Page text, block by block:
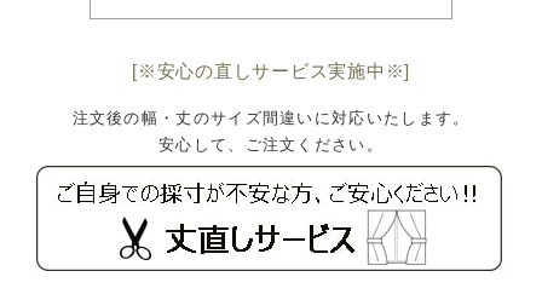
[※安心の直しサービス実施中※]
注文後の幅・丈のサイズ間違いに対応いたします。
安心して、ご注文ください。